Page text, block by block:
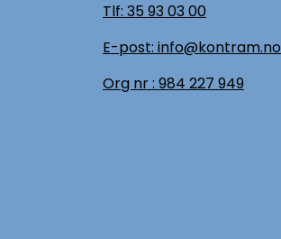
Tlf: 35 93 03 00
E-post: info@kontram.no
Org nr : 984 227 949